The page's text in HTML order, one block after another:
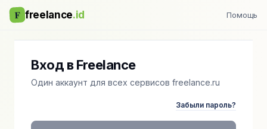
F freelance.id Помощь
Вход в Freelance
Один аккаунт для всех сервисов freelance.ru
Забыли пароль?